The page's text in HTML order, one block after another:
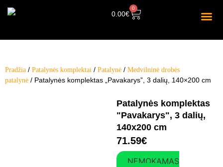
0.00€
0
Pradžia / Patalynės komplektai / Patalynė / Medvilninė drobės
patalynė / Patalynės komplektas „Pavakarys”, 3 dalių, 140×200 cm
Patalynės komplektas
"Pavakarys", 3 dalių,
140x200 cm
71.59€
NEMOKAMAS